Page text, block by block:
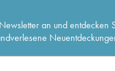
an und entdecken